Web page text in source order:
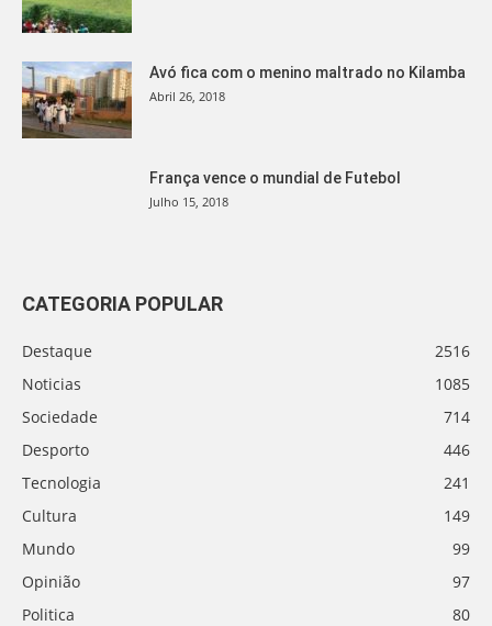
Avó fica com o menino maltrado no Kilamba
Abril 26, 2018
França vence o mundial de Futebol
Julho 15, 2018
CATEGORIA POPULAR
Destaque
2516
Noticias
1085
Sociedade
714
Desporto
446
Tecnologia
241
Cultura
149
Mundo
99
Opinião
97
Politica
80